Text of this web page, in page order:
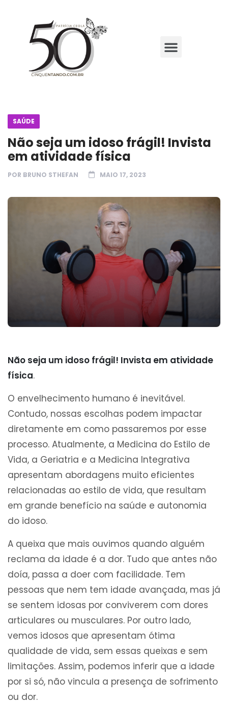
SAÚDE
Não seja um idoso frágil! Invista
em atividade física
POR BRUNO STHEFAN MAIO 17, 2023
Não seja um idoso frágil! Invista em atividade
física.
O envelhecimento humano é inevitável.
Contudo, nossas escolhas podem impactar
diretamente em como passaremos por esse
processo. Atualmente, a Medicina do Estilo de
Vida, a Geriatria e a Medicina Integrativa
apresentam abordagens muito eficientes
relacionadas ao estilo de vida, que resultam
em grande benefício na saúde e autonomia
do idoso.
A queixa que mais ouvimos quando alguém
reclama da idade é a dor. Tudo que antes não
doía, passa a doer com facilidade. Tem
pessoas que nem tem idade avançada, mas já
se sentem idosas por conviverem com dores
articulares ou musculares. Por outro lado,
vemos idosos que apresentam ótima
qualidade de vida, sem essas queixas e sem
limitações. Assim, podemos inferir que a idade
por si só, não vincula a presença de sofrimento
ou dor.